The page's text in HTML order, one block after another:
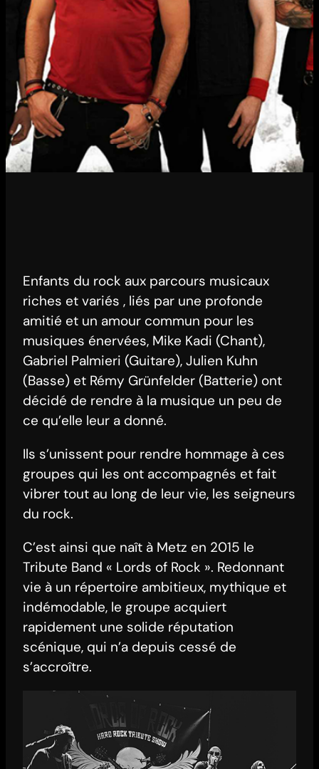
Enfants du rock aux parcours musicaux
riches et variés , liés par une profonde
amitié et un amour commun pour les
musiques énervées, Mike Kadi (Chant),
Gabriel Palmieri (Guitare), Julien Kuhn
(Basse) et Rémy Grünfelder (Batterie) ont
décidé de rendre à la musique un peu de
ce qu’elle leur a donné.
Ils s’unissent pour rendre hommage à ces
groupes qui les ont accompagnés et fait
vibrer tout au long de leur vie, les seigneurs
du rock.
C’est ainsi que naît à Metz en 2015 le
Tribute Band « Lords of Rock ». Redonnant
vie à un répertoire ambitieux, mythique et
indémodable, le groupe acquiert
rapidement une solide réputation
scénique, qui n’a depuis cessé de
s’accroître.